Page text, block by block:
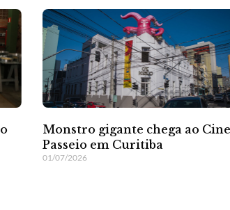
Monstro gigante chega ao
Passeio em Curitiba
01/07/2026